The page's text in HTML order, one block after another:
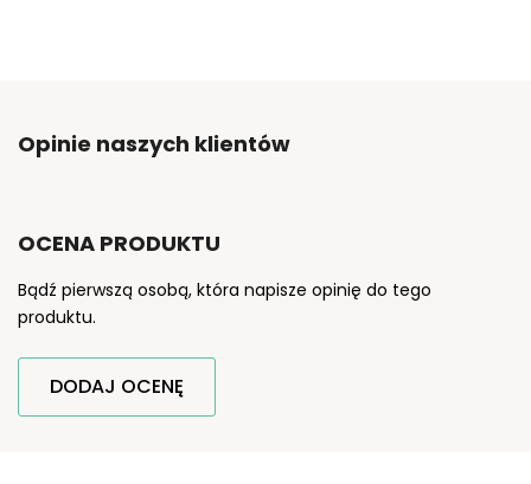
Opinie naszych klientów
OCENA PRODUKTU
Bądź pierwszą osobą, która napisze opinię do tego
produktu.
DODAJ OCENĘ